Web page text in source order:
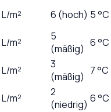
L/m² 6 (hoch) 5 °C
L/m²
5
(mäßig) 6 °C
L/m²
3
(mäßig) 7 °C
L/m²
2
(niedrig) 6 °C